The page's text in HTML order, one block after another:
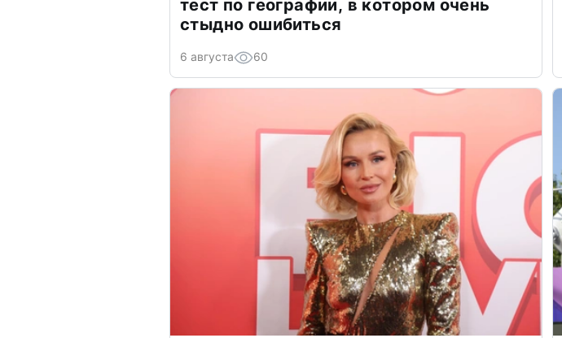
тест по географии, в котором очень
стыдно ошибиться
6 августа 60